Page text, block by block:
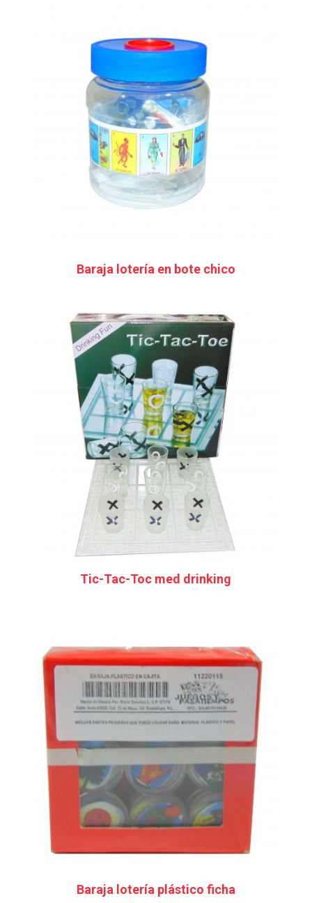
Baraja lotería en bote chico
Tic-Tac-Toc med drinking
Baraja lotería plástico ficha